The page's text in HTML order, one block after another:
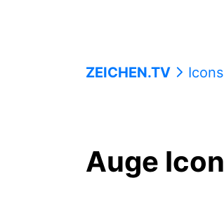
ZEICHEN.TV Icons
Auge Icon